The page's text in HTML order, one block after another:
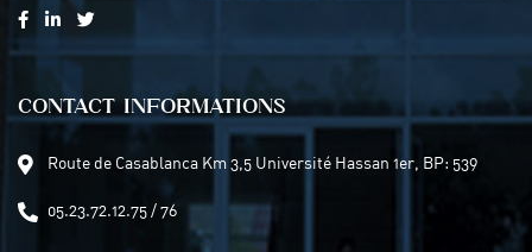
CONTACT INFORMATIONS
Route de Casablanca Km 3,5 Université Hassan 1er, BP: 539
05.23.72.12.75 / 76